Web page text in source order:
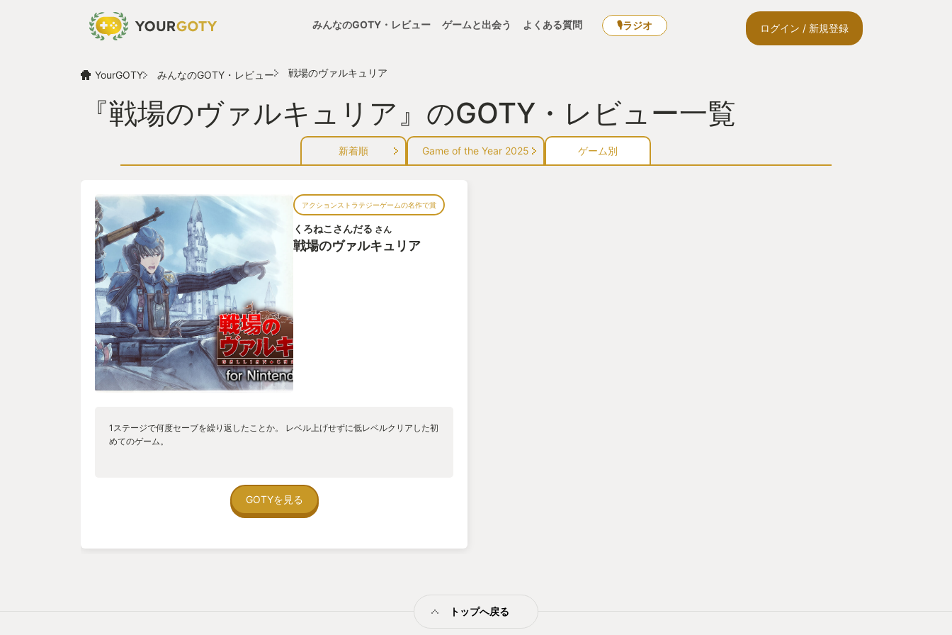
みんなのGOTY・レビュー ゲームと出会う よくある質問 🎙ラジオ ログイン / 新規登録
YourGOTY みんなのGOTY・レビュー 戦場のヴァルキュリア
『戦場のヴァルキュリア』のGOTY・レビュー一覧
新着順 Game of the Year 2025 ゲーム別
アクションストラテジーゲームの名作で賞
くろねこさんだる さん
戦場のヴァルキュリア
1ステージで何度セーブを繰り返したことか。 レベル上げせずに低レベルクリアした初
めてのゲーム。
GOTYを見る
トップへ戻る